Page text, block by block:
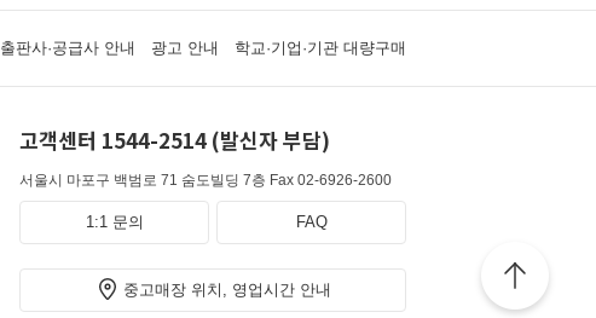
출판사·공급사 안내 광고 안내 학교·기업·기관 대량구매
고객센터 1544-2514 (발신자 부담)
서울시 마포구 백범로 71 숨도빌딩 7층 Fax 02-6926-2600
1:1 문의 FAQ
중고매장 위치, 영업시간 안내